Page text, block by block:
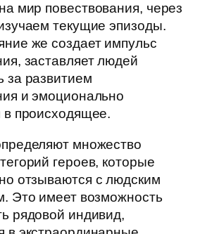
мир повествования, через
текущие эпизоды.
же создает импульс
заставляет людей
за развитием
и эмоционально
в происходящее.
множество
героев, которые
отзываются с людским
Это имеет возможность
рядовой индивид,